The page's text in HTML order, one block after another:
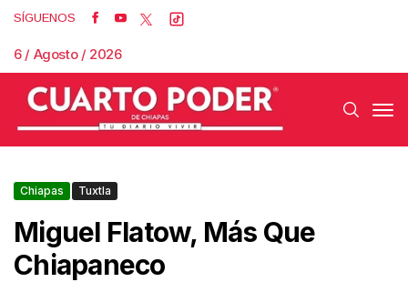
SÍGUENOS
6 / Agosto / 2026
Chiapas Tuxtla
Miguel Flatow, Más Que
Chiapaneco